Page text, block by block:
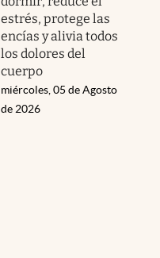
estrés, protege las
encías y alivia todos
los dolores del
cuerpo
miércoles, 05 de Agosto
de 2026